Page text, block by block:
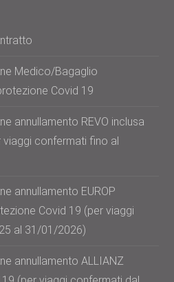
Medico/Bagaglio
Covid 19
annullamento REVO inclusa
confermati fino al
annullamento EUROP
Covid 19 (per viaggi
al 31/01/2026)
annullamento ALLIANZ